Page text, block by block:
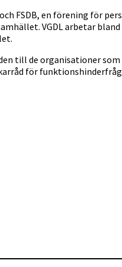
FSDB, en förening för
VGDL arbetar
till de organisationer
för